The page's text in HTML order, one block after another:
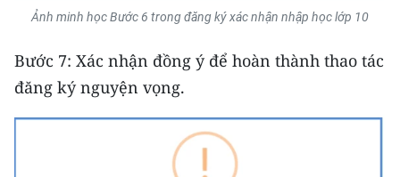
Ảnh minh học Bước 6 trong đăng ký xác nhận nhập học lớp 10
Bước 7: Xác nhận đồng ý để hoàn thành thao tác
đăng ký nguyện vọng.